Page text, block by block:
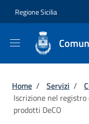
Regione Sicilia
Briciole di
Home / Servizi /
Iscrizione nel
prodotti DeCO